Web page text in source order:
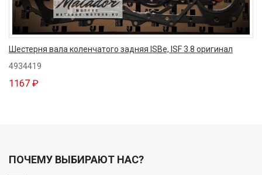
Шестерня вала коленчатого задняя ISBe, ISF 3.8 оригинал
4934419
1167 ₽
ПОЧЕМУ ВЫБИРАЮТ НАС?